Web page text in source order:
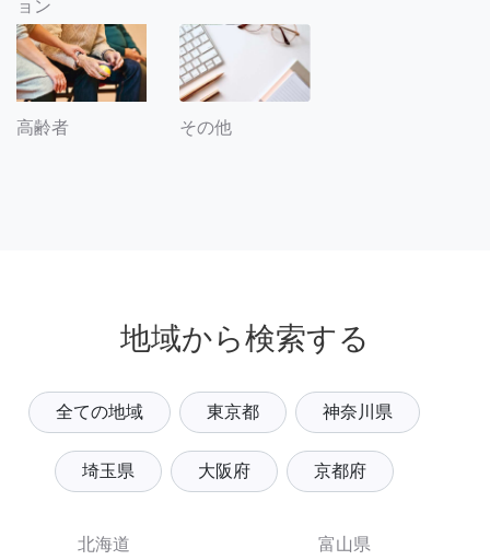
ョン
高齢者 その他
地域から検索する
全ての地域 東京都 神奈川県
埼玉県 大阪府 京都府
北海道
富山県